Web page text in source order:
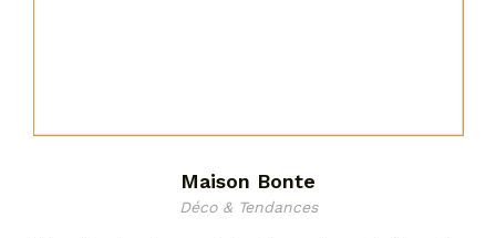
Maison Bonte
Déco & Tendances